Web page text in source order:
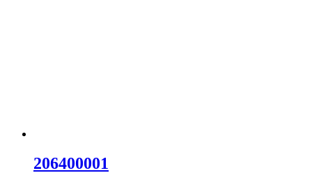
206400001